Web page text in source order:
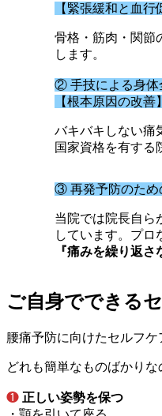
【緊張緩和と血行
骨格・筋肉・関節
します。
② 手技による身体
【根本原因の改善】
バキバキしない痛
国家資格を有する
③ 再発予防のため
当院では院長自ら
しています。プロ
『痛みを繰り返さ
ご自身でできる
腰痛予防に向けたセルフケ
どれも簡単なものばかり
❶ 正しい姿勢を保つ